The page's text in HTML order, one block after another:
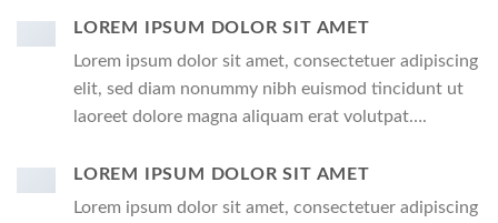
LOREM IPSUM DOLOR SIT AMET
Lorem ipsum dolor sit amet, consectetuer adipiscing
elit, sed diam nonummy nibh euismod tincidunt ut
laoreet dolore magna aliquam erat volutpat….
LOREM IPSUM DOLOR SIT AMET
Lorem ipsum dolor sit amet, consectetuer adipiscing